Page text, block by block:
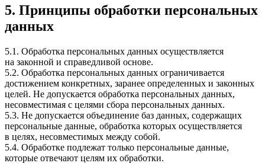
5. Принципы обработки персональных
данных
5.1. Обработка персональных данных осуществляется
на законной и справедливой основе.
5.2. Обработка персональных данных ограничивается
достижением конкретных, заранее определенных и законных
целей. Не допускается обработка персональных данных,
несовместимая с целями сбора персональных данных.
5.3. Не допускается объединение баз данных, содержащих
персональные данные, обработка которых осуществляется
в целях, несовместимых между собой.
5.4. Обработке подлежат только персональные данные,
которые отвечают целям их обработки.